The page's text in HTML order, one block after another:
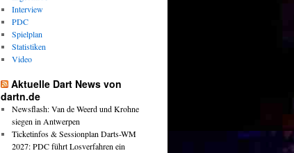
Interview
PDC
Spielplan
Statistiken
Video
Aktuelle Dart News von
dartn.de
Newsflash: Van de Weerd und Krohne
siegen in Antwerpen
Ticketinfos & Sessionplan Darts-WM
2027: PDC führt Losverfahren ein